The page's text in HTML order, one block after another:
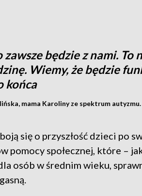
zawsze będzie z nami. To
Wiemy, że będzie
końca
mama Karoliny ze spektrum autyzmu.
się o przyszłość dzieci po
pomocy społecznej, które –
osób w średnim wieku,